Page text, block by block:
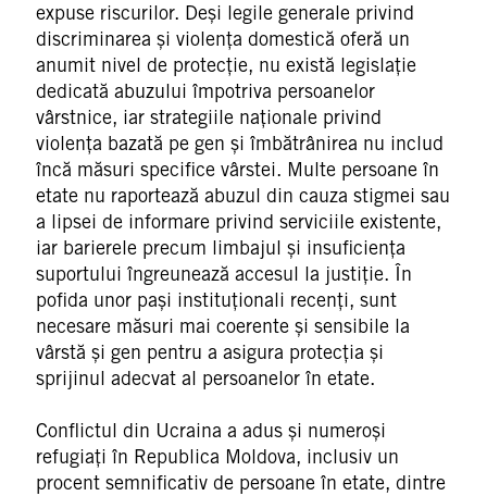
expuse riscurilor. Deși legile generale privind
discriminarea și violența domestică oferă un
anumit nivel de protecție, nu există legislație
dedicată abuzului împotriva persoanelor
vârstnice, iar strategiile naționale privind
violența bazată pe gen și îmbătrânirea nu includ
încă măsuri specifice vârstei. Multe persoane în
etate nu raportează abuzul din cauza stigmei sau
a lipsei de informare privind serviciile existente,
iar barierele precum limbajul și insuficiența
suportului îngreunează accesul la justiție. În
pofida unor pași instituționali recenți, sunt
necesare măsuri mai coerente și sensibile la
vârstă și gen pentru a asigura protecția și
sprijinul adecvat al persoanelor în etate.
Conflictul din Ucraina a adus și numeroși
refugiați în Republica Moldova, inclusiv un
procent semnificativ de persoane în etate, dintre